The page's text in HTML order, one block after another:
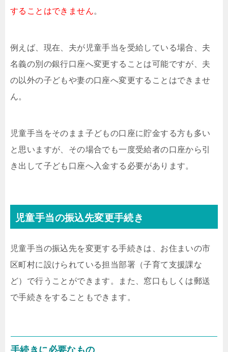
することはできません。
例えば、現在、夫が児童手当を受給している場合、夫
名義の別の銀行口座へ変更することは可能ですが、夫
の以外の子どもや妻の口座へ変更することはできませ
ん。
児童手当をそのまま子どもの口座に貯金する方も多い
と思いますが、その場合でも一度受給者の口座から引
き出して子ども口座へ入金する必要があります。
児童手当の振込先変更手続き
児童手当の振込先を変更する手続きは、お住まいの市
区町村に設けられている担当部署（子育て支援課な
ど）で行うことができます。また、窓口もしくは郵送
で手続きをすることもできます。